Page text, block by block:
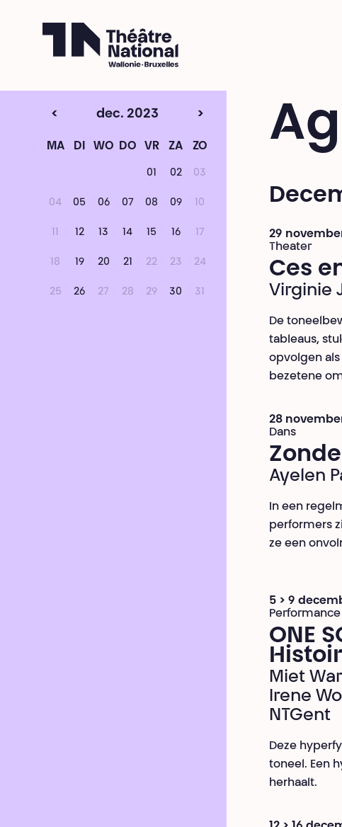
< dec. 2023 >
MA DI WO DO VR ZA ZO
01 02 03
04 05 06 07 08 09 10
11 12 13 14 15 16 17
18 19 20 21 22 23 24
25 26 27 28 29 30 31
29
Theater
Ces
Virginie
De
tableaus,
opvolgen
bezetene
28
Dans
Ayelen
In een
performers
ze een
5 > 9
Performance
ONE
Miet
Irene
NTGent
Deze
toneel. Een
herhaalt.